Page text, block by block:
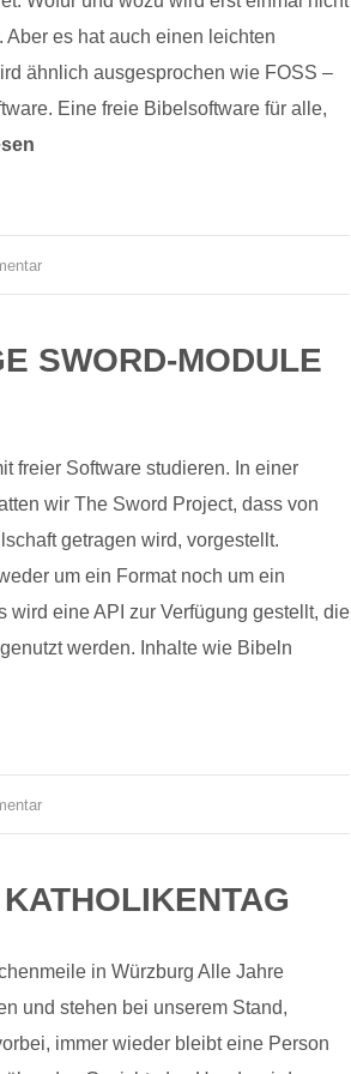
Aber es hat auch einen leichten
ähnlich ausgesprochen wie FOSS –
Eine freie Bibelsoftware für alle,
SWORD-MODULE
freier Software studieren. In einer
wir The Sword Project, dass von
getragen wird, vorgestellt.
um ein Format noch um ein
wird eine API zur Verfügung gestellt, die
werden. Inhalte wie Bibeln
in Würzburg Alle Jahre
und stehen bei unserem Stand,
immer wieder bleibt eine Person